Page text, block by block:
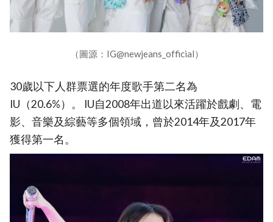
（圖源：IG@newjeans_official）
30歲以下人群票選的年度歌手第二名為
IU（20.6%）。 IU自2008年出道以來活躍於戲劇、電
影、音樂及綜藝等多個領域，曾於2014年及2017年
獲得第一名。